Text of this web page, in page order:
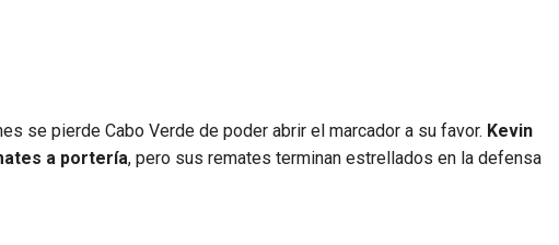
se pierde Cabo Verde de poder abrir el marcador a su favor. Kevin
a portería, pero sus remates terminan estrellados en la defensa